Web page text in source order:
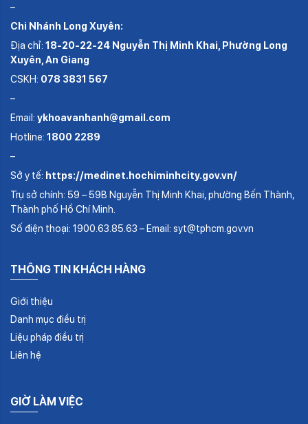
–
Chi Nhánh Long Xuyên:
Địa chỉ: 18-20-22-24 Nguyễn Thị Minh Khai, Phường Long
Xuyên, An Giang
CSKH: 078 3831 567
–
Email: ykhoavanhanh@gmail.com
Hotline: 1800 2289
–
Sở y tế: https://medinet.hochiminhcity.gov.vn/
Trụ sở chính: 59 – 59B Nguyễn Thị Minh Khai, phường Bến Thành,
Thành phố Hồ Chí Minh.
Số điện thoại: 1900.63.85.63 – Email: syt@tphcm.gov.vn
THÔNG TIN KHÁCH HÀNG
Giới thiệu
Danh mục điều trị
Liệu pháp điều trị
Liên hệ
GIỜ LÀM VIỆC